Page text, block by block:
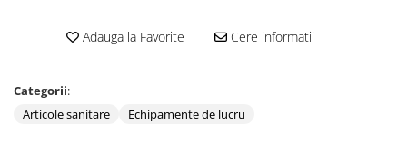
Adauga la Favorite Cere informatii
Categorii:
Articole sanitare
Echipamente de lucru